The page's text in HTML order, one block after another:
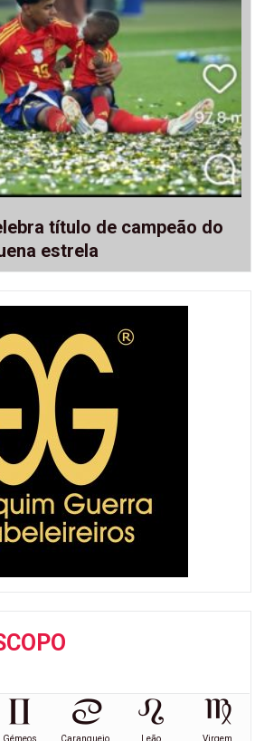
título de campeão do
estrela